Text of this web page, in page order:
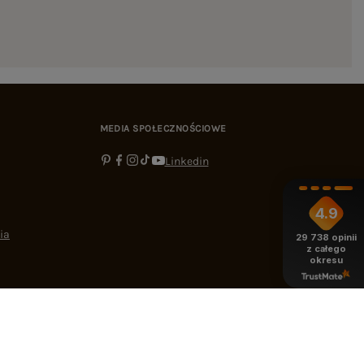
MEDIA SPOŁECZNOŚCIOWE
Linkedin
4.9
29 738 opinii
z całego
okresu